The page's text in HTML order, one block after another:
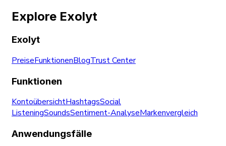
Explore Exolyt
Exolyt
PreiseFunktionenBlogTrust Center
Funktionen
KontoübersichtHashtagsSocial
ListeningSoundsSentiment-AnalyseMarkenvergleich
Anwendungsfälle